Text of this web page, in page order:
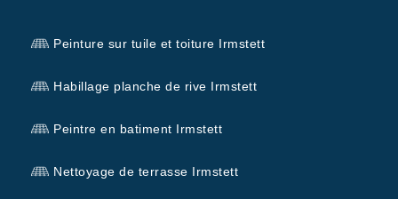
Peinture sur tuile et toiture Irmstett
Habillage planche de rive Irmstett
Peintre en batiment Irmstett
Nettoyage de terrasse Irmstett